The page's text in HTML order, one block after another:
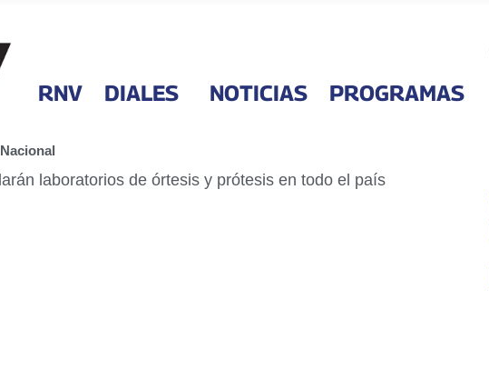
RNV DIALES NOTICIAS PROGRAMAS
Nacional